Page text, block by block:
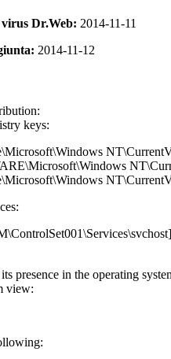
Dr.Web: 2014-11-11
2014-11-12
keys:
presence in the operating
view: